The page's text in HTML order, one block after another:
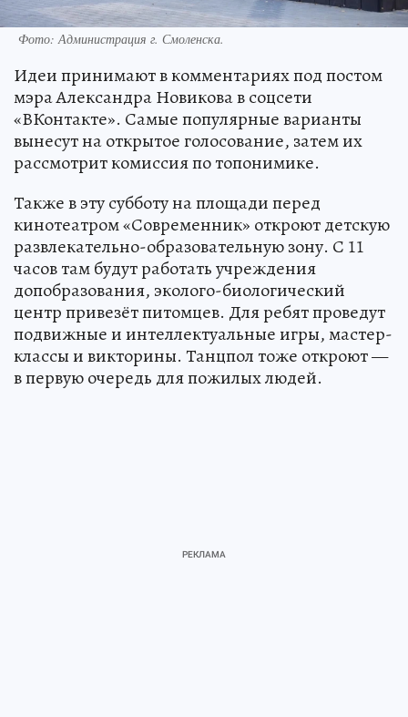
Фото: Администрация г. Смоленска.
Идеи принимают в комментариях под постом
мэра Александра Новикова в соцсети
«ВКонтакте». Самые популярные варианты
вынесут на открытое голосование, затем их
рассмотрит комиссия по топонимике.
Также в эту субботу на площади перед
кинотеатром «Современник» откроют детскую
развлекательно-образовательную зону. С 11
часов там будут работать учреждения
допобразования, эколого-биологический
центр привезёт питомцев. Для ребят проведут
подвижные и интеллектуальные игры, мастер-
классы и викторины. Танцпол тоже откроют —
в первую очередь для пожилых людей.